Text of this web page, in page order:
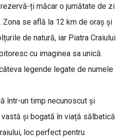
ți măcar o jumătate de zi
se află la 12 km de oraș și
de natură, iar Piatra Craiului
cu imaginea sa unică.
legende legate de numele
într-un timp necunoscut și
și bogată în viață sălbatică
loc perfect pentru